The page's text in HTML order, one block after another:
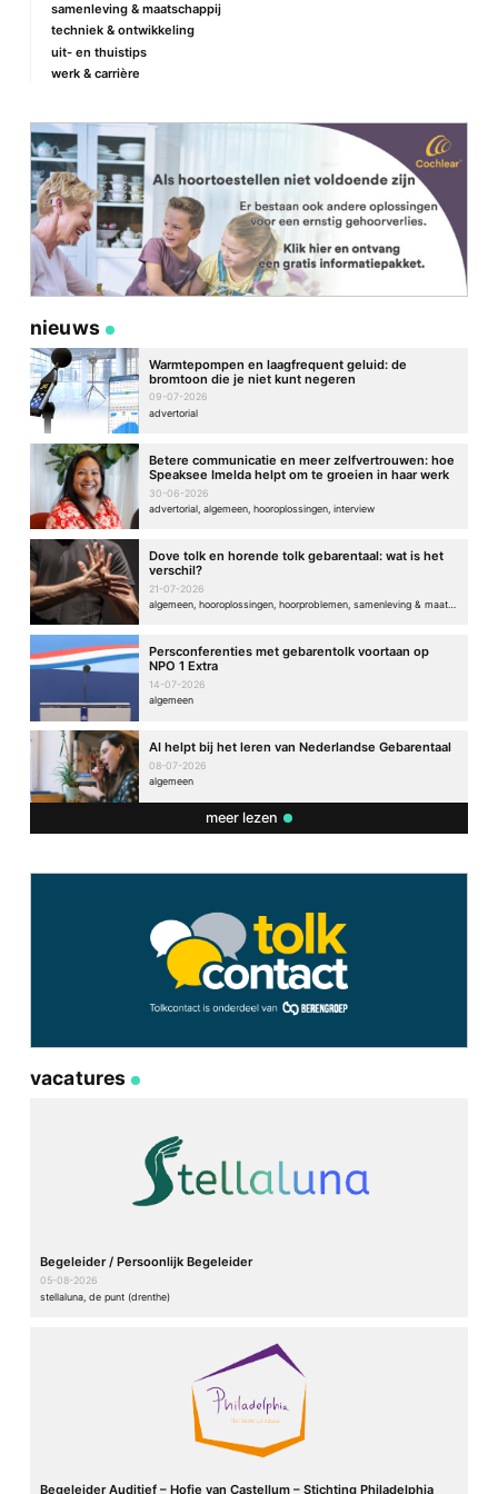
samenleving & maatschappij
techniek & ontwikkeling
uit- en thuistips
werk & carrière
nieuws
Warmtepompen en laagfrequent geluid: de
bromtoon die je niet kunt negeren
09-07-2026
advertorial
Betere communicatie en meer zelfvertrouwen: hoe
Speaksee Imelda helpt om te groeien in haar werk
30-06-2026
advertorial, algemeen, hooroplossingen, interview
Dove tolk en horende tolk gebarentaal: wat is het
verschil?
21-07-2026
Persconferenties met gebarentolk voortaan op
NPO 1 Extra
14-07-2026
algemeen
AI helpt bij het leren van Nederlandse Gebarentaal
08-07-2026
algemeen
meer lezen
vacatures
Begeleider / Persoonlijk Begeleider
05-08-2026
stellaluna, de punt (drenthe)
Begeleider Auditief – Hofje van Castellum – Stichting Philadelphia